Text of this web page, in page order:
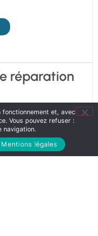
réparation
prise en charge auprès
Ventedirectement en
et, avec
Vous pouvez refuser :
navigation.
Mentions légales